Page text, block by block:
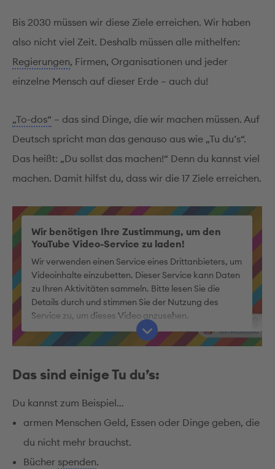
Bis 2030 müssen wir diese Ziele erreichen. Wir haben
also nicht viel Zeit. Deshalb müssen alle mithelfen:
Regierungen, Firmen, Organisationen und jeder
einzelne Mensch auf dieser Erde – auch du!
„To-dos“ – das sind Dinge, die wir machen müssen. Auf
Deutsch spricht man das genauso aus wie „Tu du’s“.
Das heißt: „Du sollst das machen!“ Denn du kannst viel
machen. Damit hilfst du, dass wir die 17 Ziele erreichen.
Wir benötigen Ihre Zustimmung, um den
YouTube Video-Service zu laden!
Wir verwenden einen Service eines Drittanbieters, um
Videoinhalte einzubetten. Dieser Service kann Daten
zu Ihren Aktivitäten sammeln. Bitte lesen Sie die
Details durch und stimmen Sie der Nutzung des
Service zu, um dieses Video anzusehen.
Mehr Informationen
Akzeptieren
Das sind einige Tu du’s:
Du kannst zum Beispiel…
armen Menschen Geld, Essen oder Dinge geben, die
du nicht mehr brauchst.
Bücher spenden.